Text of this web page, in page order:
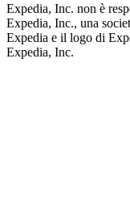
Expedia, Inc. non è
Expedia, Inc., una
Expedia e il logo di
Expedia, Inc.